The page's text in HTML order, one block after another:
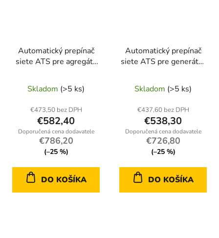
Automatický prepínač
siete ATS pre agregáty
KD198-ATS
Skladom (>5 ks)
€473,50 bez DPH
€582,40
€786,20
(–25 %)
DO KOŠÍKA
Automatický prepínač
siete ATS pre generátor
KD199-ATS
Skladom (>5 ks)
€437,60 bez DPH
€538,30
€726,80
(–25 %)
DO KOŠÍKA